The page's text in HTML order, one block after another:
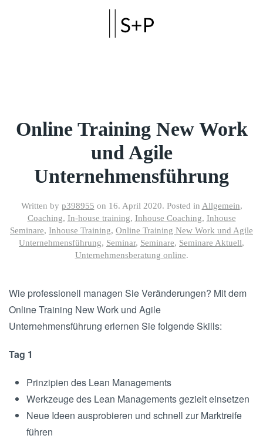
Online Training New Work
und Agile
Unternehmensführung
Written by p398955 on 16. April 2020. Posted in Allgemein,
Coaching, In-house training, Inhouse Coaching, Inhouse
Seminare, Inhouse Training, Online Training New Work und Agile
Unternehmensführung, Seminar, Seminare, Seminare Aktuell,
Unternehmensberatung online.
Wie professionell managen Sie Veränderungen? Mit dem
Online Training New Work und Agile
Unternehmensführung erlernen Sie folgende Skills:
Tag 1
Prinzipien des Lean Managements
Werkzeuge des Lean Managements gezielt einsetzen
Neue Ideen ausprobieren und schnell zur Marktreife
führen